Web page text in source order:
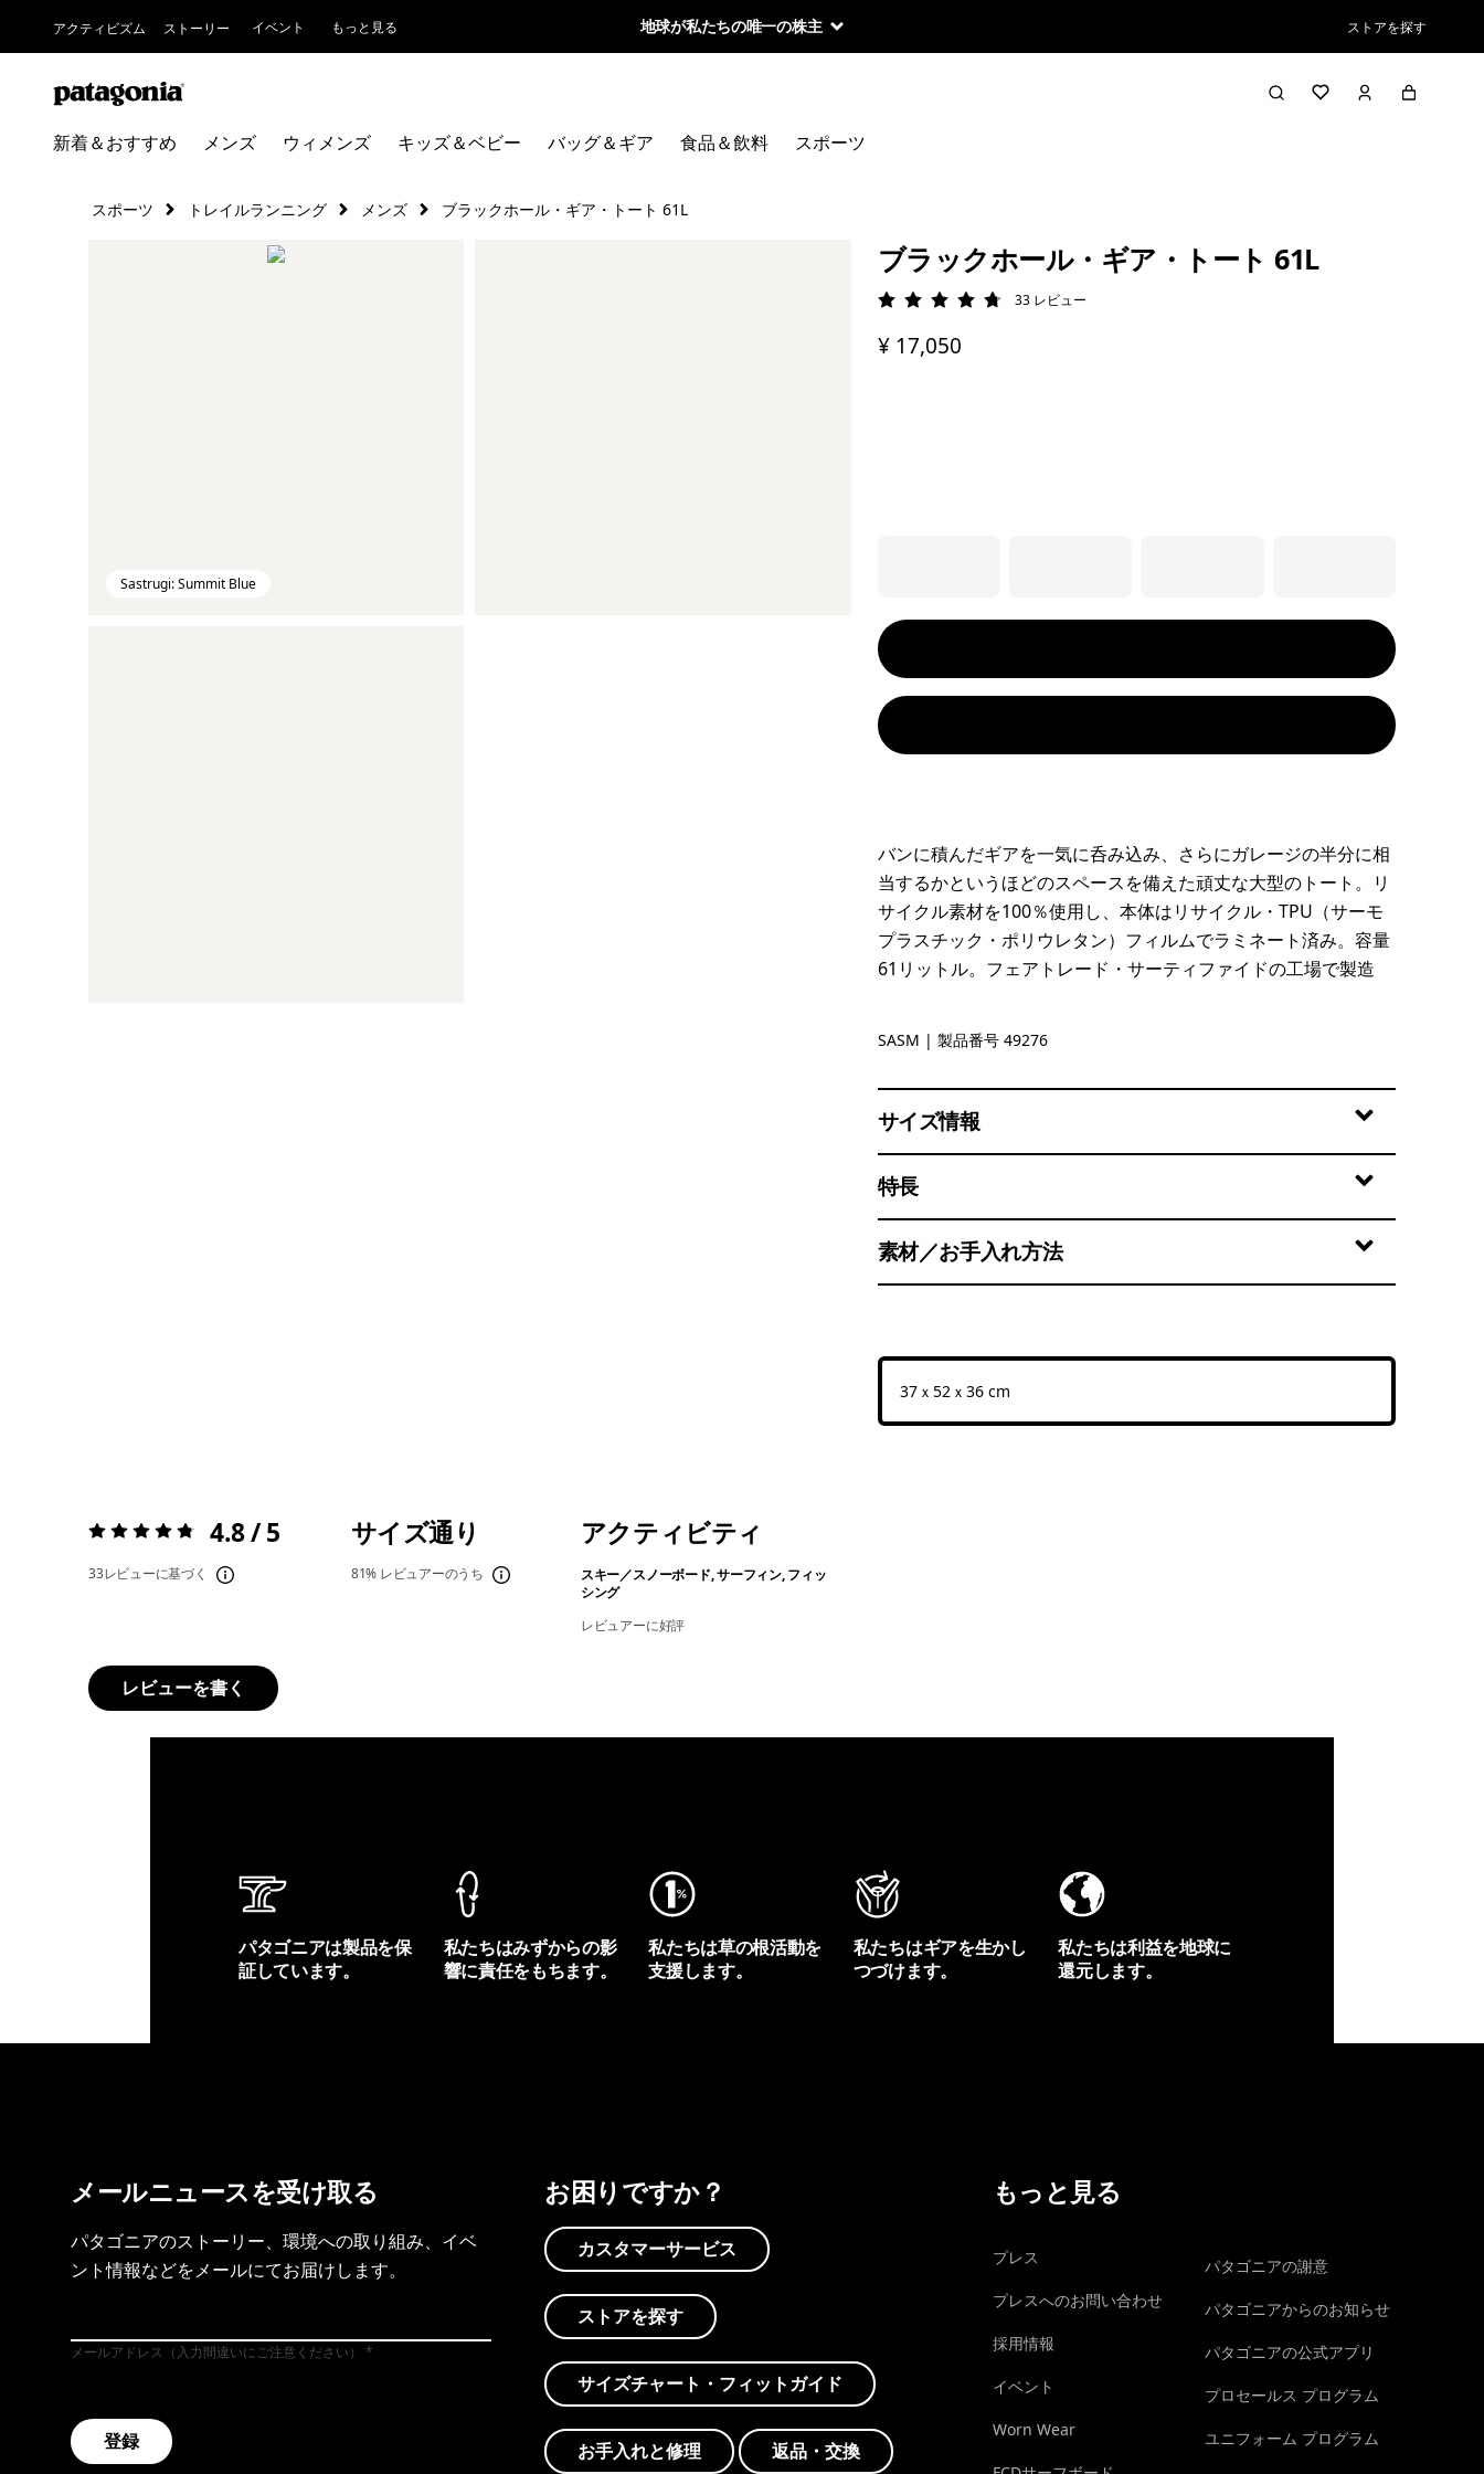
アクティビズム ストーリー イベント もっと見る 地球が私たちの唯一の株主 ストアを探す
新着＆おすすめ メンズ ウィメンズ キッズ＆ベビー バッグ＆ギア 食品＆飲料 スポーツ
スポーツ トレイルランニング メンズ ブラックホール・ギア・トート 61L
Sastrugi: Summit Blue
ブラックホール・ギア・トート 61L
評価: 4.8 / 5
33 レビュー
¥ 17,050
バンに積んだギアを一気に呑み込み、さらにガレージの半分に相
当するかというほどのスペースを備えた頑丈な大型のトート。リ
サイクル素材を100％使用し、本体はリサイクル・TPU（サーモ
プラスチック・ポリウレタン）フィルムでラミネート済み。容量
61リットル。フェアトレード・サーティファイドの工場で製造
Sastrugi: Summit Blue
SASM | 製品番号 49276
サイズ情報
特長
素材／お手入れ方法
37ｘ52ｘ36 cm
評価:4.8 / 5 4.8 / 5
33レビューに基づく
サイズ通り
81% レビュアーのうち
アクティビティ
スキー／スノーボード, サーフィン, フィッ
シング
レビュアーに好評
レビューを書く
パタゴニアは製品を保
証しています。
私たちはみずからの影
響に責任をもちます。
私たちは草の根活動を
支援します。
私たちはギアを生かし
つづけます。
私たちは利益を地球に
還元します。
メールニュースを受け取る
パタゴニアのストーリー、環境への取り組み、イベ
ント情報などをメールにてお届けします。
メールアドレス（入力間違いにご注意ください）
登録
お困りですか？
カスタマーサービス
ストアを探す
サイズチャート・フィットガイド
お手入れと修理 返品・交換
もっと見る
プレス
プレスへのお問い合わせ
採用情報
イベント
Worn Wear
パタゴニアの謝意
パタゴニアからのお知らせ
パタゴニアの公式アプリ
プロセールス プログラム
ユニフォーム プログラム